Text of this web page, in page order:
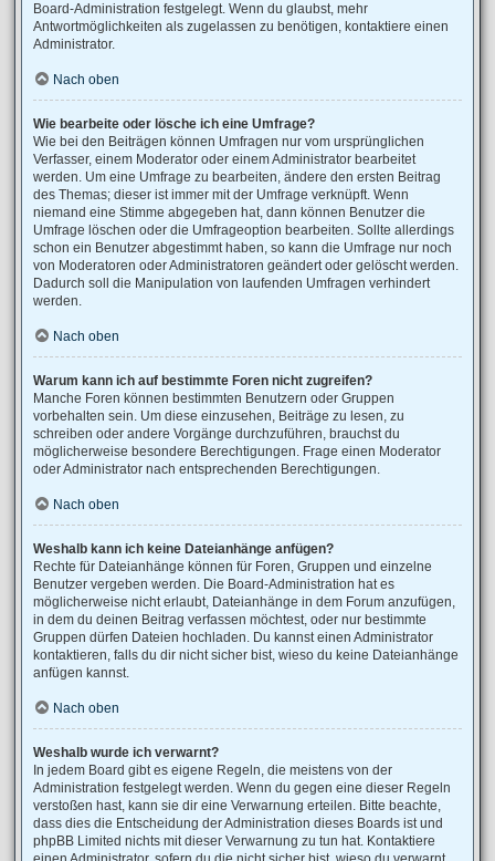
Board-Administration festgelegt. Wenn du glaubst, mehr
Antwortmöglichkeiten als zugelassen zu benötigen, kontaktiere einen
Administrator.
Nach oben
Wie bearbeite oder lösche ich eine Umfrage?
Wie bei den Beiträgen können Umfragen nur vom ursprünglichen
Verfasser, einem Moderator oder einem Administrator bearbeitet
werden. Um eine Umfrage zu bearbeiten, ändere den ersten Beitrag
des Themas; dieser ist immer mit der Umfrage verknüpft. Wenn
niemand eine Stimme abgegeben hat, dann können Benutzer die
Umfrage löschen oder die Umfrageoption bearbeiten. Sollte allerdings
schon ein Benutzer abgestimmt haben, so kann die Umfrage nur noch
von Moderatoren oder Administratoren geändert oder gelöscht werden.
Dadurch soll die Manipulation von laufenden Umfragen verhindert
werden.
Nach oben
Warum kann ich auf bestimmte Foren nicht zugreifen?
Manche Foren können bestimmten Benutzern oder Gruppen
vorbehalten sein. Um diese einzusehen, Beiträge zu lesen, zu
schreiben oder andere Vorgänge durchzuführen, brauchst du
möglicherweise besondere Berechtigungen. Frage einen Moderator
oder Administrator nach entsprechenden Berechtigungen.
Nach oben
Weshalb kann ich keine Dateianhänge anfügen?
Rechte für Dateianhänge können für Foren, Gruppen und einzelne
Benutzer vergeben werden. Die Board-Administration hat es
möglicherweise nicht erlaubt, Dateianhänge in dem Forum anzufügen,
in dem du deinen Beitrag verfassen möchtest, oder nur bestimmte
Gruppen dürfen Dateien hochladen. Du kannst einen Administrator
kontaktieren, falls du dir nicht sicher bist, wieso du keine Dateianhänge
anfügen kannst.
Nach oben
Weshalb wurde ich verwarnt?
In jedem Board gibt es eigene Regeln, die meistens von der
Administration festgelegt werden. Wenn du gegen eine dieser Regeln
verstoßen hast, kann sie dir eine Verwarnung erteilen. Bitte beachte,
dass dies die Entscheidung der Administration dieses Boards ist und
phpBB Limited nichts mit dieser Verwarnung zu tun hat. Kontaktiere